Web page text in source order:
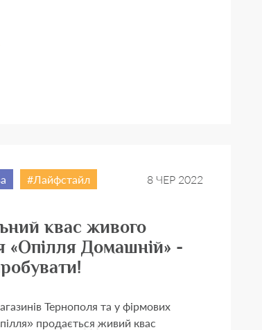
Лайфстайл 8 ЧЕР 2022
квас живого
«Опілля Домашній» -
Тернополя та у фірмових
продається живий квас